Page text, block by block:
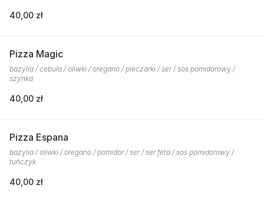
40,00 zł
Pizza Magic
bazylia / cebula / oliwki / oregano / pieczarki / ser / sos pomidorowy /
szynka
40,00 zł
Pizza Espana
bazylia / oliwki / oregano / pomidor / ser / ser feta / sos pomidorowy /
tuńczyk
40,00 zł